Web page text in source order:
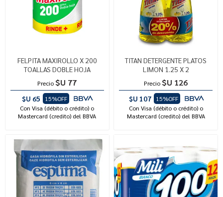
FELPITA MAXIROLLO X 200
TOALLAS DOBLE HOJA
Precio $U 77
$U 65
15%OFF
Con Visa (débito o crédito) o
Mastercard (credito) del BBVA
TITAN DETERGENTE PLATOS
LIMON 1.25 X 2
Precio $U 126
$U 107
15%OFF
Con Visa (débito o crédito) o
Mastercard (credito) del BBVA